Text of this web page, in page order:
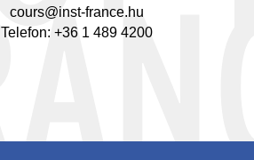
cours@inst-france.hu
Telefon: +36 1 489 4200